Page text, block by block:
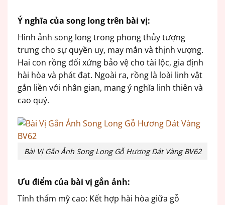
Ý nghĩa của song long trên bài vị:
Hình ảnh song long trong phong thủy tượng
trưng cho sự quyền uy, may mắn và thịnh vượng.
Hai con rồng đối xứng bảo vệ cho tài lộc, gia định
hài hòa và phát đạt. Ngoài ra, rồng là loài linh vật
gắn liền với nhân gian, mang ý nghĩa linh thiên và
cao quý.
Bài Vị Gắn Ảnh Song Long Gỗ Hương Dát Vàng BV62
Ưu điểm của bài vị gắn ảnh:
Tính thẩm mỹ cao: Kết hợp hài hòa giữa gỗ